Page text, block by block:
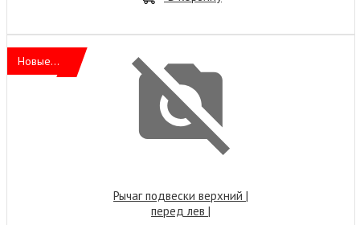
Новые...
Рычаг подвески верхний |
перед лев |